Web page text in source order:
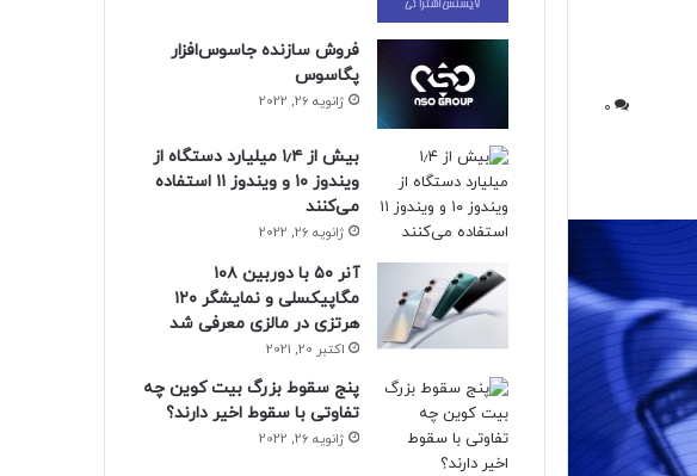
0
فروش سازنده جاسوس‌افزار
پگاسوس
ژانویه 26, 2022
بیش از ۱٫۴ میلیارد دستگاه از
ویندوز ۱۰ و ویندوز ۱۱ استفاده
می‌کنند
ژانویه 26, 2022
آنر ۵۰ با دوربین ۱۰۸
مگاپیکسلی و نمایشگر ۱۲۰
هرتزی در مالزی معرفی شد
اکتبر 20, 2021
پنج سقوط بزرگ بیت کوین چه
تفاوتی با سقوط اخیر دارند؟
ژانویه 26, 2022